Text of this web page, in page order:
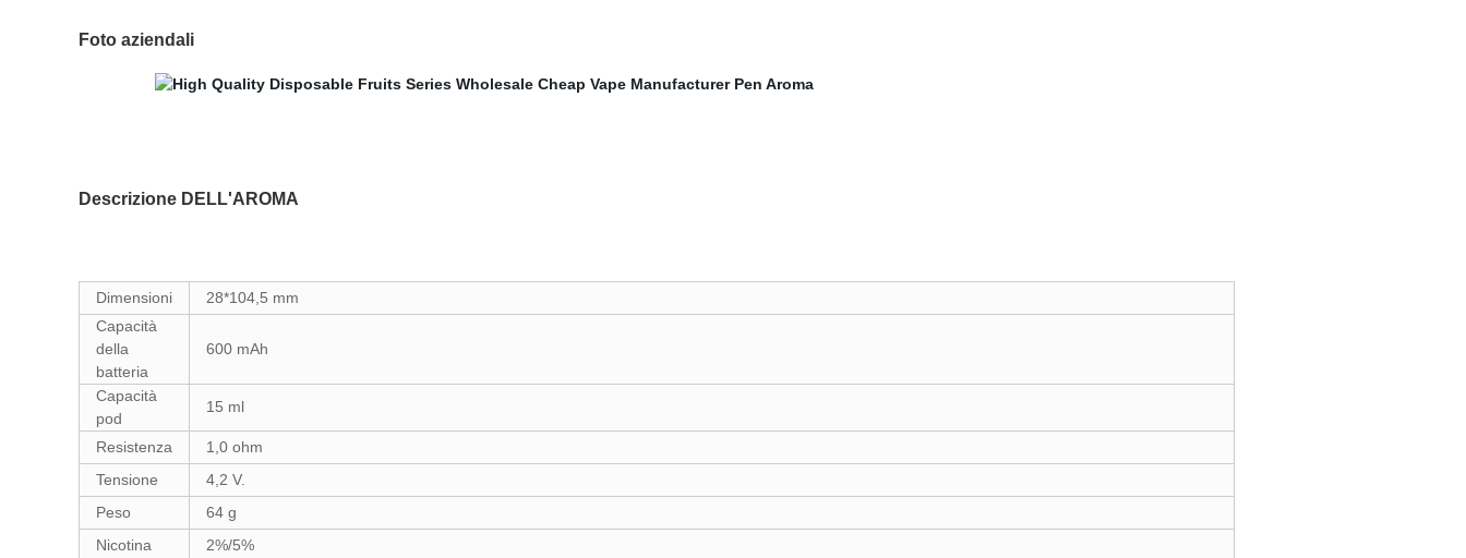
Foto aziendali
Descrizione DELL'AROMA
Dimensioni
28*104,5 mm
Capacità
della
batteria
600 mAh
Capacità
pod
15 ml
Resistenza
1,0 ohm
Tensione
4,2 V.
Peso
64 g
Nicotina
2%/5%